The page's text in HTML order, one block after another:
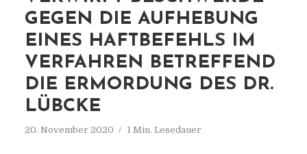
GEGEN DIE AUFHEBUNG
EINES HAFTBEFEHLS IM
VERFAHREN BETREFFEND
DIE ERMORDUNG DES DR.
LÜBCKE
20. November 2020 1 Min. Lesedauer